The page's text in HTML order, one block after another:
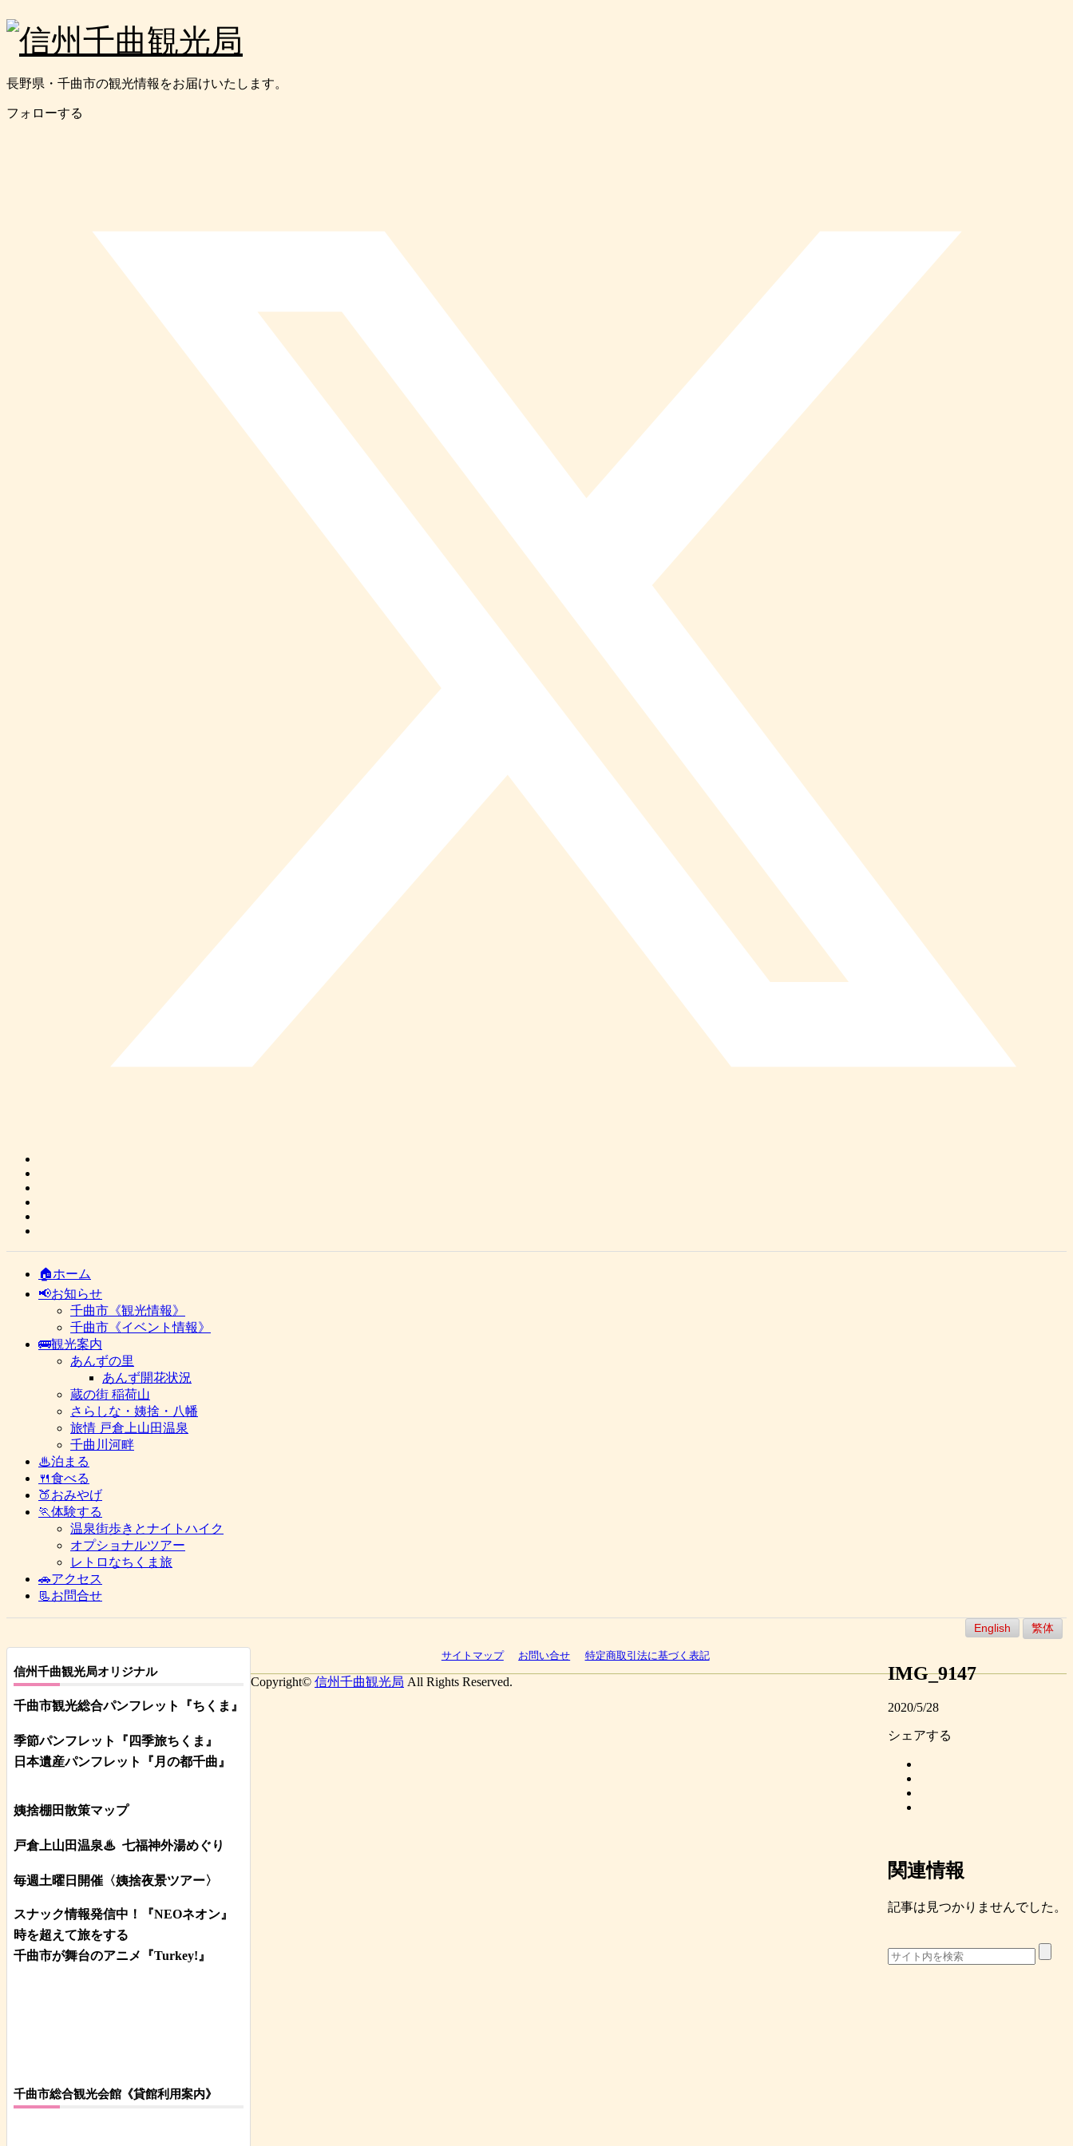
長野県・千曲市の観光情報をお届けいたします。
フォローする
🏠ホーム
📢お知らせ
千曲市《観光情報》
千曲市《イベント情報》
🚌観光案内
あんずの里
あんず開花状況
蔵の街 稲荷山
さらしな・姨捨・八幡
旅情 戸倉上山田温泉
千曲川河畔
♨泊まる
🍴食べる
🍑おみやげ
🏃体験する
温泉街歩きとナイトハイク
オプショナルツアー
レトロなちくま旅
🚗アクセス
📃お問合せ
English 繁体
IMG_9147
2020/5/28
シェアする
関連情報
記事は見つかりませんでした。
信州千曲観光局オリジナル
千曲市観光総合パンフレット 『ちくま』
季節パンフレット『四季旅ちくま』
日本遺産パンフレット
『月の都千曲』
姨捨棚田散策マップ
戸倉上山田温泉♨ 七福神外湯めぐり
毎週土曜日開催〈姨捨夜景ツアー〉
スナック情報発信中！『NEOネオン』
時を超えて旅をする
千曲市が舞台のアニメ『Turkey!』
千曲市総合観光会館《貸館利用案内》
サイトマップ お問い合せ 特定商取引法に基づく表記
Copyright© 信州千曲観光局 All Rights Reserved.